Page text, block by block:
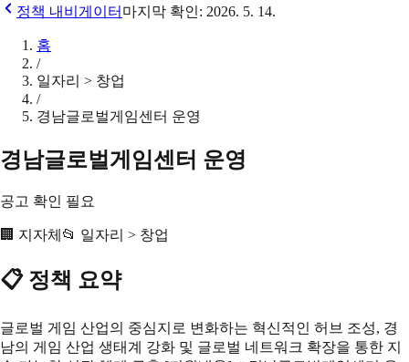
정책 내비게이터 마지막 확인: 2026. 5. 14.
홈
/
일자리 > 창업
/
경남글로벌게임센터 운영
경남글로벌게임센터 운영
공고 확인 필요
🏢 지자체 📂 일자리 > 창업
📋 정책 요약
글로벌 게임 산업의 중심지로 변화하는 혁신적인 허브 조성, 경
남의 게임 산업 생태계 강화 및 글로벌 네트워크 확장을 통한 지